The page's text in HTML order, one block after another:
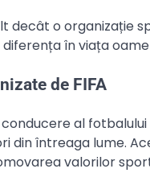
decât o organizație
în viața
de FIFA
conducere al
din întreaga lume.
valorilor